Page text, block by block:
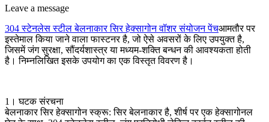
Leave a message
304 स्टेनलेस स्टील बेलनाकार सिर हेक्सागोन वॉशर संयोजन पेंचआमतौर पर
इस्तेमाल किया जाने वाला फास्टनर है, जो ऐसे अवसरों के लिए उपयुक्त है,
जिसमें जंग सुरक्षा, सौंदर्यशास्त्र या मध्यम-शक्ति बन्धन की आवश्यकता होती
है। निम्नलिखित इसके उपयोग का एक विस्तृत विवरण है।
1। घटक संरचना
बेलनाकार सिर हेक्सागोन स्क्रू: सिर बेलनाकार है, शीर्ष पर एक हेक्सागोनल